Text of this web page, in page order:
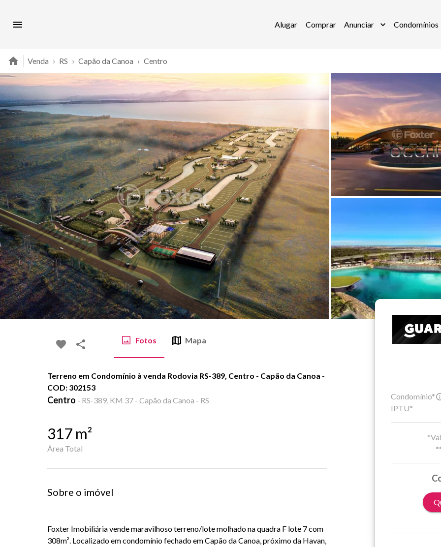
Alugar Comprar Anunciar Condomínios
Venda › RS › Capão da Canoa › Centro
Fotos Mapa
Terreno em Condomínio à venda Rodovia RS-389, Centro - Capão da Canoa -
COD: 302153
Centro - RS-389, KM 37 - Capão da Canoa - RS
317 m²
Área Total
Sobre o imóvel
Foxter Imobiliária vende maravilhoso terreno/lote molhado na quadra F lote 7 com
308m². Localizado em condomínio fechado em Capão da Canoa, próximo da Havan,
Condomínio*
IPTU*